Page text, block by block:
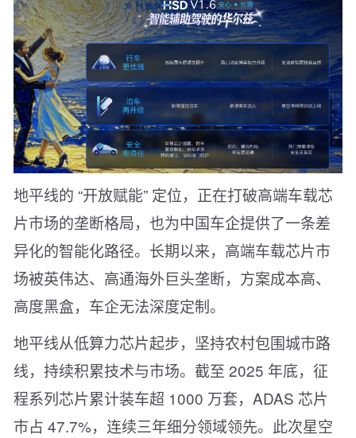
地平线的 “开放赋能” 定位，正在打破高端车载芯
片市场的垄断格局，也为中国车企提供了一条差
异化的智能化路径。长期以来，高端车载芯片市
场被英伟达、高通海外巨头垄断，方案成本高、
高度黑盒，车企无法深度定制。
地平线从低算力芯片起步，坚持农村包围城市路
线，持续积累技术与市场。截至 2025 年底，征
程系列芯片累计装车超 1000 万套，ADAS 芯片
市占 47.7%，连续三年细分领域领先。此次星空